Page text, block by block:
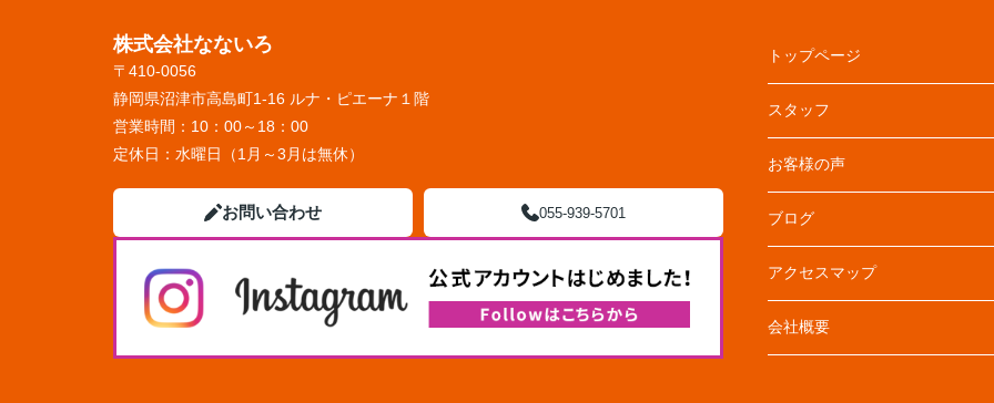
株式会社なないろ
〒410-0056
静岡県沼津市高島町1-16 ルナ・ピエーナ１階
営業時間： 10：00～18：00
定休日： 水曜日（1月～3月は無休）
お問い合わせ 055-939-5701
トップページ
スタッフ
お客様の声
ブログ
アクセスマップ
会社概要